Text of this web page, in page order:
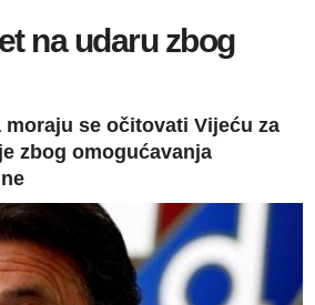
na udaru zbog
moraju se očitovati Vijeću za
zbog omogućavanja